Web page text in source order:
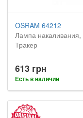
OSRAM 64212
Лампа
Тракер
613 грн
Есть в наличии